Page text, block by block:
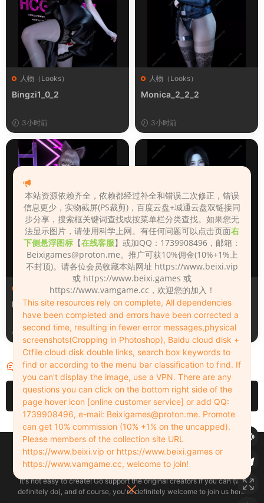
人物（Looks）
Bingzi1_0_2
3小时前
人物（Looks）
Monica_2_2_2
3小时前
人物（Looks）
Lizhen2025
21小时前
人物（Looks）
DINA1_0
23小时前
评论 0
请先登录
Copyleft © 2022-2026 beixi.vip - All Rights Freedom！
创作不易！有能力的同学可以去支持一下原创作者（我们绝对支持），当然
了，您加入这里我们也绝对欢迎！
It's not easy to create! Go support the original creators if you can (we
definitely do), and of course, you're definitely welcome to join us here!
本站资源依赖齐全，依赖都经过补全和错误二次修正，错误
信息更少，实物截屏(PS裁剪)，百度云盘+城通云盘双链接同
步分享，搜索框关键词查找或按菜单栏分类查找。如果您无
法显示图片，请使用科学上网。有任何问题可以点击页面右
下侧悬浮图标 【在线客服】或加QQ：1739908496，邮箱：
Beixigames@proton.me。推广可获10%佣金(10%+1%上
不封顶)。请各位会员收藏本站网址 https://www.beixi.vip
或 https://www.beixi.games 或
https://www.vamgame.cc，欢迎您的加入！
This site resources rely on complete, All dependencies
have been completed and errors have been corrected a
second time, resulting in fewer error messages,physical
screenshots(Cropping in Photoshop), Baidu cloud disk +
Ctfile cloud disk double links, search box keywords to
find or according to the menu bar classification to find. If
you can't display the image, use a VPN. There are any
questions you can click on the bottom right side of the
page hover icon [online customer service] or add QQ:
1739908496, e-mail: Beixigames@proton.me. Promote
can get 10% commission (10% +1% on the uncapped).
Please members of the collection site URL
https://www.beixi.vip or https://www.beixi.games or
https://www.vamgame.cc, welcome to join!